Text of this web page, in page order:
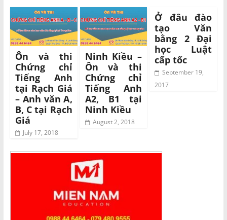
Ôn và thi
Chứng chỉ
Tiếng Anh
tại Rạch Giá
– Anh văn A,
B, C tại Rạch
Giá
July 17, 2018
Ninh Kiều –
Ôn và thi
Chứng chỉ
Tiếng Anh
A2, B1 tại
Ninh Kiều
August 2, 2018
Ở đâu đào
tạo Văn
bằng 2 Đại
học Luật
cấp tốc
September 19,
2017